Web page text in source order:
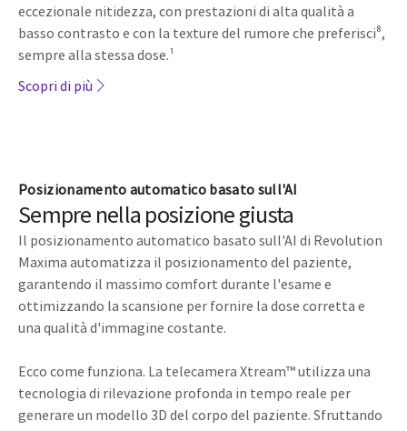
eccezionale nitidezza, con prestazioni di alta qualità a
basso contrasto e con la texture del rumore che preferisci⁸,
sempre alla stessa dose.¹
Scopri di più
Posizionamento automatico basato sull'AI
Sempre nella posizione giusta
Il posizionamento automatico basato sull'AI di Revolution
Maxima automatizza il posizionamento del paziente,
garantendo il massimo comfort durante l'esame e
ottimizzando la scansione per fornire la dose corretta e
una qualità d'immagine costante.
Ecco come funziona. La telecamera Xtream™ utilizza una
tecnologia di rilevazione profonda in tempo reale per
generare un modello 3D del corpo del paziente. Sfruttando